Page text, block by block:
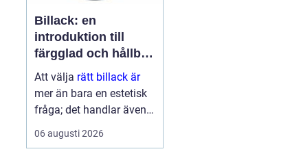
Billack: en
introduktion till
färgglad och hållbar
ytbehandling
Att välja rätt billack är
mer än bara en estetisk
fråga; det handlar även
om funktion och
hållbarhet. Bilens lack är
06 augusti 2026